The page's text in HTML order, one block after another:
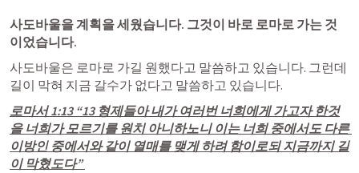
사도바울을 계획을 세웠습니다. 그것이 바로 로마로 가는 것
이었습니다.
사도바울은 로마로 가길 원했다고 말씀하고 있습니다. 그런데
길이 막혀 지금 갈수가 없다고 말씀하고 있습니다.
로마서 1:13 “13 형제들아 내가 여러번 너희에게 가고자 한것
을 너희가 모르기를 원치 아니하노니 이는 너희 중에서도 다른
이방인 중에서와 같이 열매를 맺게 하려 함이로되 지금까지 길
이 막혔도다”